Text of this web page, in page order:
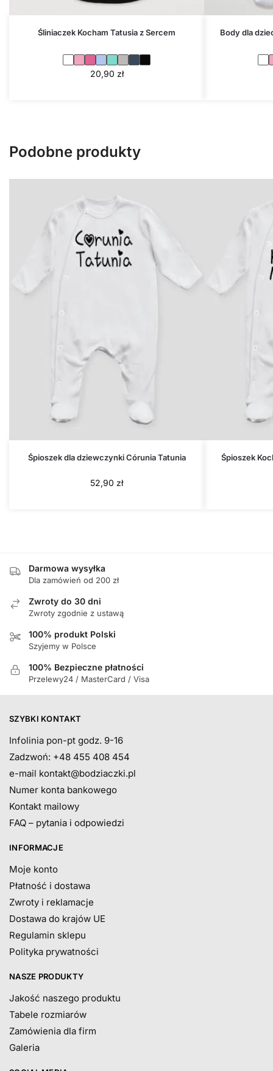
Śliniaczek Kocham Tatusia z Sercem
20,90 zł
Body dla
Podobne produkty
Śpioszek dla dziewczynki Córunia Tatunia
52,90 zł
Śpioszek
Darmowa wysyłka
Dla zamówień od 200 zł
Zwroty do 30 dni
Zwroty zgodnie z ustawą
100% produkt Polski
Szyjemy w Polsce
100% Bezpieczne płatności
Przelewy24 / MasterCard / Visa
SZYBKI KONTAKT
Infolinia pon-pt godz. 9-16
Zadzwoń: +48 455 408 454
e-mail kontakt@bodziaczki.pl
Numer konta bankowego
Kontakt mailowy
FAQ – pytania i odpowiedzi
INFORMACJE
Moje konto
Płatność i dostawa
Zwroty i reklamacje
Dostawa do krajów UE
Regulamin sklepu
Polityka prywatności
NASZE PRODUKTY
Jakość naszego produktu
Tabele rozmiarów
Zamówienia dla firm
Galeria